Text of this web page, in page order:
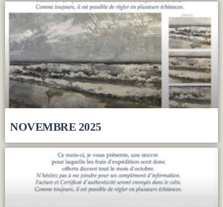
NOVEMBRE 2025